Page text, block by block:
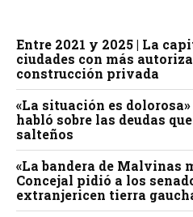
Entre 2021 y 2025 | La
ciudades con más
construcción privada
«La situación es
habló sobre las deudas
salteños
«La bandera de Malvinas
Concejal pidió a los
extranjericen tierra